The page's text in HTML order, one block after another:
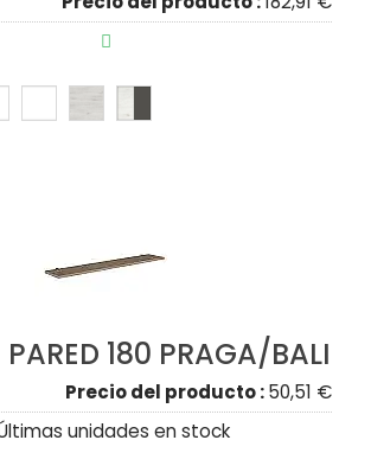

PARED 180 PRAGA/BALI
Precio del producto :50,51 €
unidades en stock